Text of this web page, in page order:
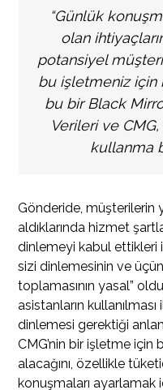
“Günlük
olan
potansiyel
bu işletmeniz için
bu bir Black
Verileri ve CMG,
kullanma
Gönderide, müşterilerin
aldıklarında hizmet
dinlemeyi kabul ettikleri
sizi dinlemesinin ve
toplamasının yasal”
asistanların
dinlemesi gerektiği
CMG’nin bir işletme için
alacağını, özellikle
konuşmaları